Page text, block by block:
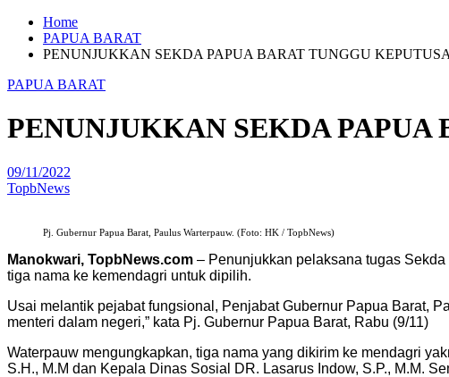
Home
PAPUA BARAT
PENUNJUKKAN SEKDA PAPUA BARAT TUNGGU
PAPUA BARAT
PENUNJUKKAN SEKDA
09/11/2022
TopbNews
Pj. Gubernur Papua Barat, Paulus Warterpauw. (Foto: HK / TopbNews)
Manokwari, TopbNews.com – Penunjukkan pelaksana tugas
tiga nama ke kemendagri untuk dipilih.
Usai melantik pejabat fungsional, Penjabat Gubernur Papua Barat,
menteri dalam negeri,” kata Pj. Gubernur Papua Barat, Rabu (9/11)
Waterpauw mengungkapkan, tiga nama yang dikirim ke mendagri
S.H., M.M dan Kepala Dinas Sosial DR. Lasarus Indow, S.P., M.M.